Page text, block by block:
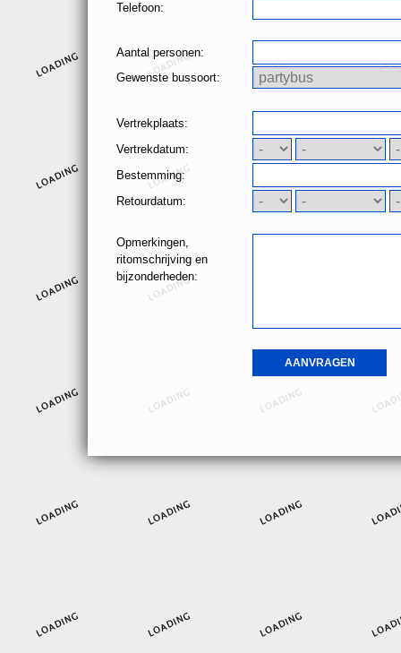
Telefoon:
Aantal personen:
Gewenste bussoort:
Vertrekplaats:
Vertrekdatum:
Bestemming:
Retourdatum:
Opmerkingen,
ritomschrijving en
bijzonderheden: